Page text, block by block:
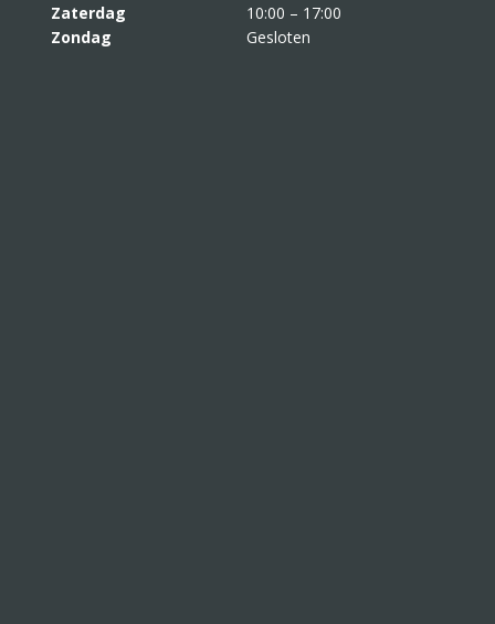
Zaterdag
10:00 – 17:00
Zondag
Gesloten